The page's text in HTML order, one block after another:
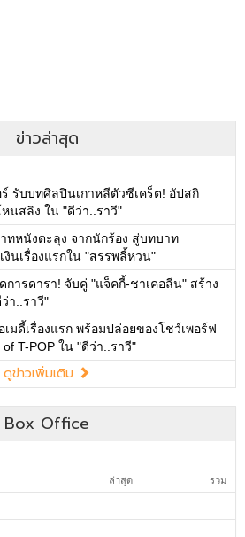
ข่าวล่าสุด
ร์ รับบทศิลปินเกาหลีตัวซีเคร็ต! อัปสกิ
นสลิง ใน "ดีว่า..ราวี"
ทหนังตะลุง จากนักร้อง สู่บทบาท
งินเรื่องแรกใน "สรรพลี้หวน"
ารดารา! จับคู่ "แจ็คกี้-ชาเคอลีน" สร้าง
า..ราวี"
มดี้เรื่องแรก พร้อมปล่อยของโชว์เพอร์ฟ
T-POP ใน "ดีว่า..ราวี"
ดูข่าวเพิ่มเติม
Box Office
ล่าสุด รวม